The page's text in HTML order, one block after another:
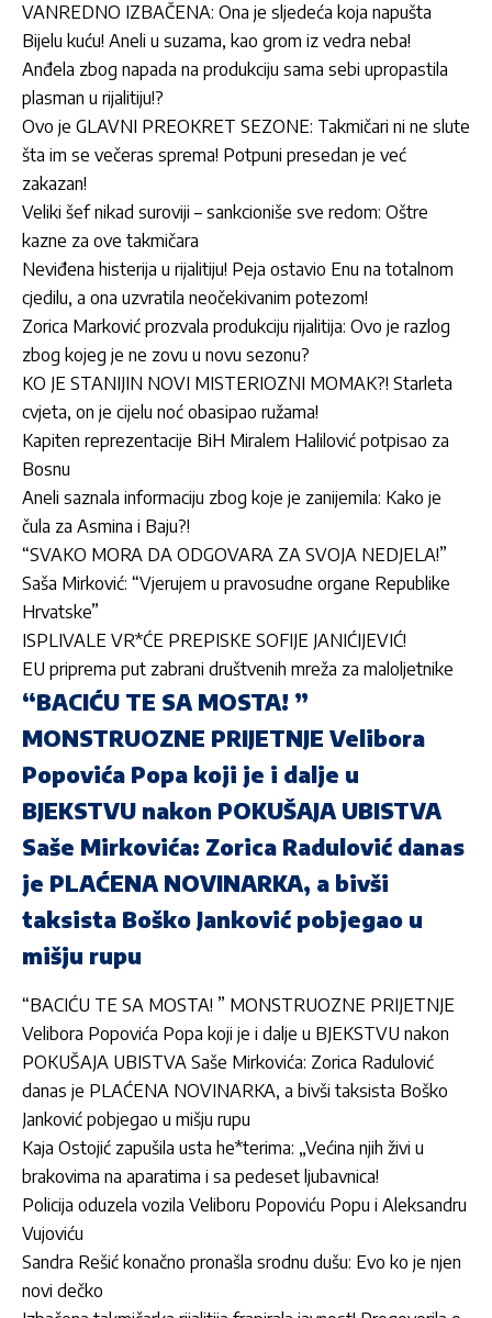
VANREDNO IZBAČENA: Ona je sljedeća koja napušta
Bijelu kuću! Aneli u suzama, kao grom iz vedra neba!
Anđela zbog napada na produkciju sama sebi upropastila
plasman u rijalitiju!?
Ovo je GLAVNI PREOKRET SEZONE: Takmičari ni ne slute
šta im se večeras sprema! Potpuni presedan je već
zakazan!
Veliki šef nikad suroviji – sankcioniše sve redom: Oštre
kazne za ove takmičara
Neviđena histerija u rijalitiju! Peja ostavio Enu na totalnom
cjedilu, a ona uzvratila neočekivanim potezom!
Zorica Marković prozvala produkciju rijalitija: Ovo je razlog
zbog kojeg je ne zovu u novu sezonu?
KO JE STANIJIN NOVI MISTERIOZNI MOMAK?! Starleta
cvjeta, on je cijelu noć obasipao ružama!
Kapiten reprezentacije BiH Miralem Halilović potpisao za
Bosnu
Aneli saznala informaciju zbog koje je zanijemila: Kako je
čula za Asmina i Baju?!
“SVAKO MORA DA ODGOVARA ZA SVOJA NEDJELA!”
Saša Mirković: “Vjerujem u pravosudne organe Republike
Hrvatske”
ISPLIVALE VR*ĆE PREPISKE SOFIJE JANIĆIJEVIĆ!
EU priprema put zabrani društvenih mreža za maloljetnike
“BACIĆU TE SA MOSTA! ”
MONSTRUOZNE PRIJETNJE Velibora
Popovića Popa koji je i dalje u
BJEKSTVU nakon POKUŠAJA UBISTVA
Saše Mirkovića: Zorica Radulović danas
je PLAĆENA NOVINARKA, a bivši
taksista Boško Janković pobjegao u
mišju rupu
“BACIĆU TE SA MOSTA! ” MONSTRUOZNE PRIJETNJE
Velibora Popovića Popa koji je i dalje u BJEKSTVU nakon
POKUŠAJA UBISTVA Saše Mirkovića: Zorica Radulović
danas je PLAĆENA NOVINARKA, a bivši taksista Boško
Janković pobjegao u mišju rupu
Kaja Ostojić zapušila usta he*terima: „Većina njih živi u
brakovima na aparatima i sa pedeset ljubavnica!
Policija oduzela vozila Veliboru Popoviću Popu i Aleksandru
Vujoviću
Sandra Rešić konačno pronašla srodnu dušu: Evo ko je njen
novi dečko